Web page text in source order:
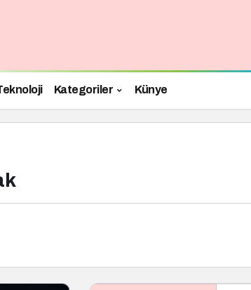
Kategoriler Künye